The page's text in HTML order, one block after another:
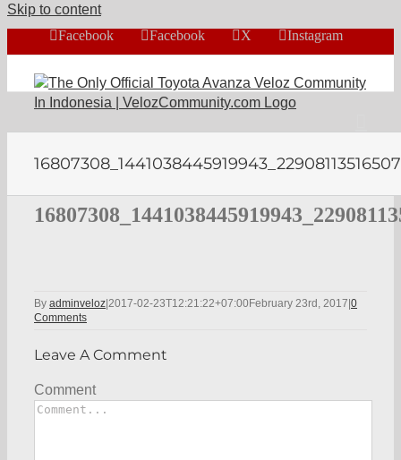
Skip to content
Facebook
Facebook X Instagram
By adminveloz 2017-02-23T12:21:22+07:00 February 23rd, 2017 0
Comments
Leave A Comment
Comment